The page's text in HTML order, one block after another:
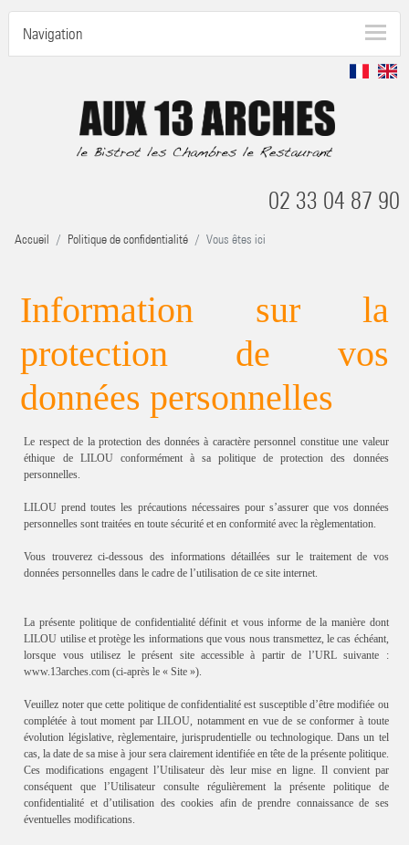
02 33 04 87 90
Navigation
Accueil Politique de confidentialité Vous êtes ici
Information sur la
protection de vos
données personnelles
Le respect de la protection des données à caractère personnel constitue une valeur
éthique de LILOU conformément à sa politique de protection des données
personnelles.
LILOU prend toutes les précautions nécessaires pour s’assurer que vos données
personnelles sont traitées en toute sécurité et en conformité avec la règlementation.
Vous trouverez ci-dessous des informations détaillées sur le traitement de vos
données personnelles dans le cadre de l’utilisation de ce site internet.
La présente politique de confidentialité définit et vous informe de la manière dont
LILOU utilise et protège les informations que vous nous transmettez, le cas échéant,
lorsque vous utilisez le présent site accessible à partir de l’URL suivante :
www.13arches.com (ci-après le « Site »).
Veuillez noter que cette politique de confidentialité est susceptible d’être modifiée ou
complétée à tout moment par LILOU, notamment en vue de se conformer à toute
évolution législative, règlementaire, jurisprudentielle ou technologique. Dans un tel
cas, la date de sa mise à jour sera clairement identifiée en tête de la présente politique.
Ces modifications engagent l’Utilisateur dès leur mise en ligne. Il convient par
conséquent que l’Utilisateur consulte régulièrement la présente politique de
confidentialité et d’utilisation des cookies afin de prendre connaissance de ses
éventuelles modifications.